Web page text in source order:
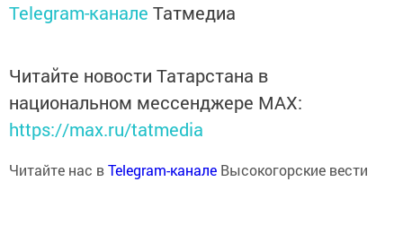
Telegram-канале Татмедиа
Читайте новости Татарстана в
национальном мессенджере MАХ:
https://max.ru/tatmedia
Читайте нас вTelegram-канале Высокогорские вести